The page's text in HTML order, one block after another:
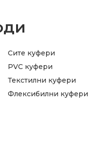
Сите куфери
PVC куфери
Текстилни куфери
Флексибилни куфери